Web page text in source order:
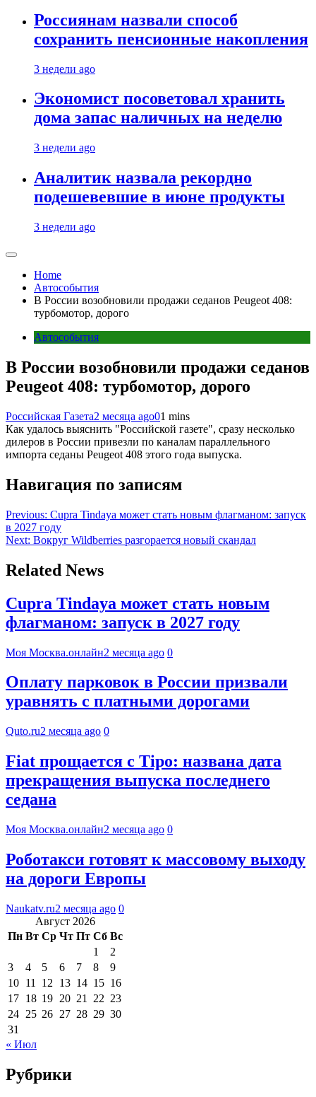
Россиянам назвали способ
сохранить пенсионные накопления
3 недели ago
Экономист посоветовал хранить
дома запас наличных на неделю
3 недели ago
Аналитик назвала рекордно
подешевевшие в июне продукты
3 недели ago
Home
Автособытия
В России возобновили продажи седанов Peugeot 408:
турбомотор, дорого
Автособытия
В России возобновили продажи седанов
Peugeot 408: турбомотор, дорого
Российская Газета2 месяца ago01 mins
Как удалось выяснить "Российской газете", сразу несколько
дилеров в России привезли по каналам параллельного
импорта седаны Peugeot 408 этого года выпуска.
Навигация по записям
Previous: Cupra Tindaya может стать новым флагманом: запуск
в 2027 году
Next: Вокруг Wildberries разгорается новый скандал
Related News
Cupra Tindaya может стать новым
флагманом: запуск в 2027 году
Моя Москва.онлайн2 месяца ago 0
Оплату парковок в России призвали
уравнять с платными дорогами
Quto.ru2 месяца ago 0
Fiat прощается с Tipo: названа дата
прекращения выпуска последнего
седана
Моя Москва.онлайн2 месяца ago 0
Роботакси готовят к массовому выходу
на дороги Европы
Naukatv.ru2 месяца ago 0
Август 2026
Пн Вт Ср Чт Пт Сб Вс
1
2
3
4 5 6 7 8
9
10 11 12 13 14 15 16
17 18 19 20 21 22 23
24 25 26 27 28 29 30
31
« Июл
Рубрики